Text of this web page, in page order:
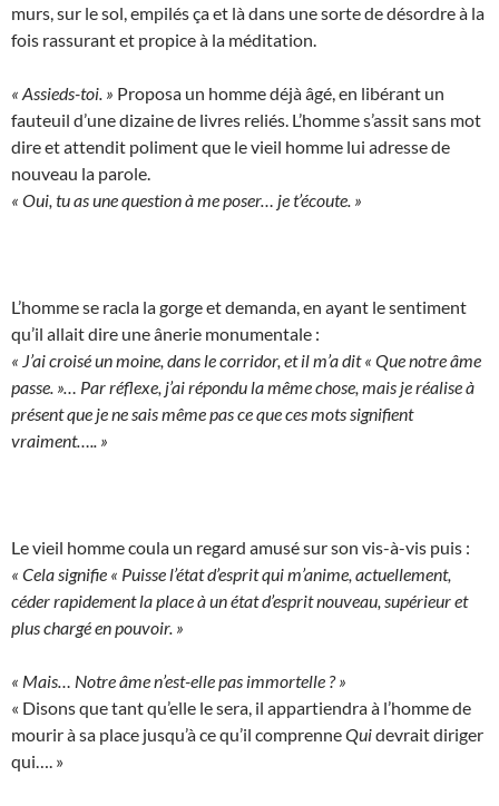
murs, sur le sol, empilés ça et là dans une sorte de désordre à la
fois rassurant et propice à la méditation.
« Assieds-toi. » Proposa un homme déjà âgé, en libérant un
fauteuil d’une dizaine de livres reliés. L’homme s’assit sans mot
dire et attendit poliment que le vieil homme lui adresse de
nouveau la parole.
« Oui, tu as une question à me poser… je t’écoute. »
L’homme se racla la gorge et demanda, en ayant le sentiment
qu’il allait dire une ânerie monumentale :
« J’ai croisé un moine, dans le corridor, et il m’a dit « Que notre âme
passe. »… Par réflexe, j’ai répondu la même chose, mais je réalise à
présent que je ne sais même pas ce que ces mots signifient
vraiment….. »
Le vieil homme coula un regard amusé sur son vis-à-vis puis :
« Cela signifie « Puisse l’état d’esprit qui m’anime, actuellement,
céder rapidement la place à un état d’esprit nouveau, supérieur et
plus chargé en pouvoir. »
« Mais… Notre âme n’est-elle pas immortelle ? »
« Disons que tant qu’elle le sera, il appartiendra à l’homme de
mourir à sa place jusqu’à ce qu’il comprenneQuidevrait diriger
qui…. »